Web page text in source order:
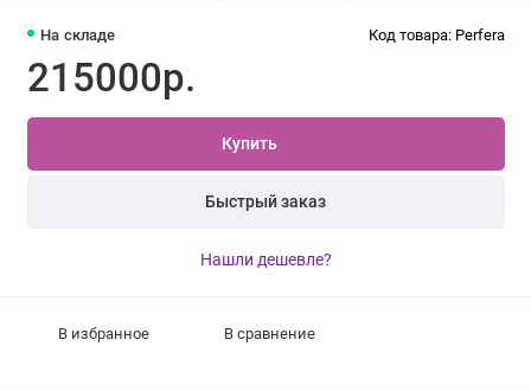
На складе Код товара: Perfera
215000р.
Купить
Быстрый заказ
Нашли дешевле?
В избранное В сравнение